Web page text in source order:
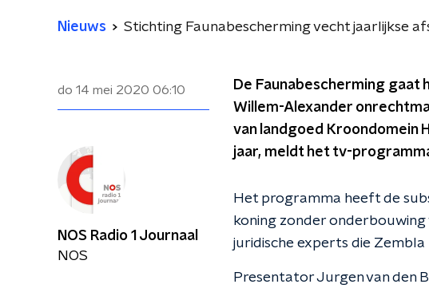
Nieuws Stichting Faunabescherming vecht jaarlijkse
do 14 mei 2020 06:10
De Faunabescherming gaat
Willem-Alexander
van landgoed Kroondomein
jaar, meldt het tv-
Het programma heeft de
koning zonder
juridische experts die Zembla
Presentator Jurgen van den
NOS Radio 1 Journaal
NOS